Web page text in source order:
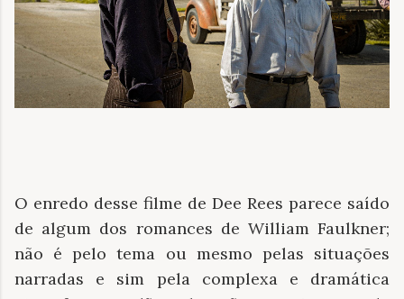
O enredo desse filme de Dee Rees parece saído
de algum dos romances de William Faulkner;
não é pelo tema ou mesmo pelas situações
narradas e sim pela complexa e dramática